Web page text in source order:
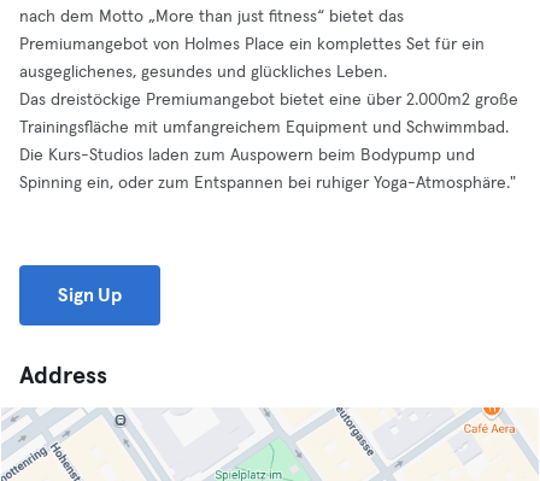
nach dem Motto „More than just fitness“ bietet das
Premiumangebot von Holmes Place ein komplettes Set für ein
ausgeglichenes, gesundes und glückliches Leben.
Das dreistöckige Premiumangebot bietet eine über 2.000m2 große
Trainingsfläche mit umfangreichem Equipment und Schwimmbad.
Die Kurs-Studios laden zum Auspowern beim Bodypump und
Spinning ein, oder zum Entspannen bei ruhiger Yoga-Atmosphäre."
Sign Up
Address